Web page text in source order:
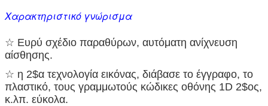
Χαρακτηριστικό γνώρισμα
☆ Ευρύ σχέδιο παραθύρων, αυτόματη ανίχνευση
αίσθησης.
☆ η 2$α τεχνολογία εικόνας, διάβασε το έγγραφο, το
πλαστικό, τους γραμμωτούς κώδικες οθόνης 1D 2$ος,
κ.λπ. εύκολα.